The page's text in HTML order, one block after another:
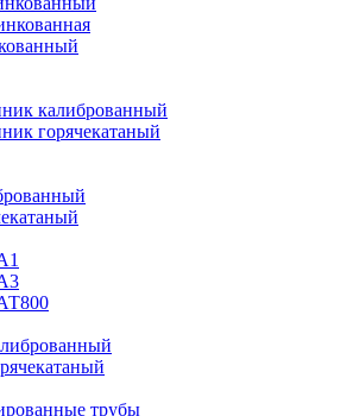
калиброванный
горячекатаный
трубы